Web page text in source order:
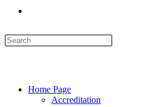
website
Home Page
Accreditation